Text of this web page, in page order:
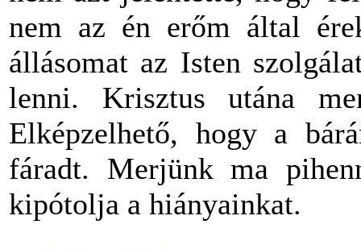
nem az én erőm által
állásomat az Isten
lenni. Krisztus utána
Elképzelhető, hogy a
fáradt. Merjünk ma
kipótolja a hiányainkat.